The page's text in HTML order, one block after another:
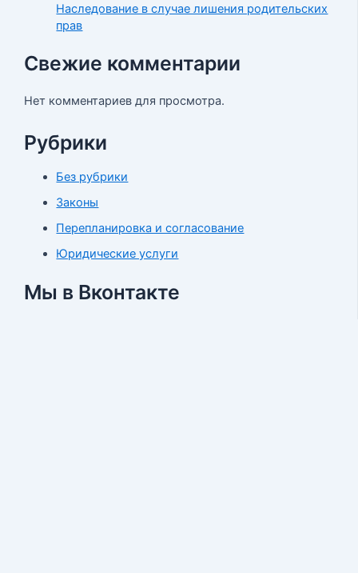
Наследование в случае лишения родительских
прав
Свежие комментарии
Нет комментариев для просмотра.
Рубрики
Без рубрики
Законы
Перепланировка и согласование
Юридические услуги
Мы в Вконтакте